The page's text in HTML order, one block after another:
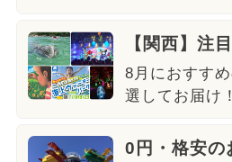
【関西】注
8月におすす
選してお届け！
0円・格安の